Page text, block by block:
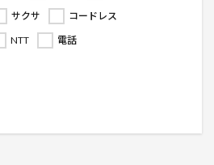
サクサ
コードレス
NTT 電話